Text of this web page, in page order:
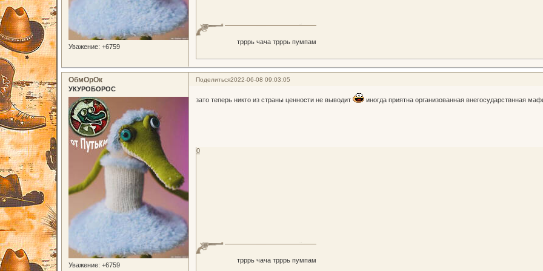
Уважение: +6759
трррь чача трррь пумпам
Поделиться2022-06-08 09:03:05
ОбмОрОк
УКУРОБОРОС
Уважение: +6759
зато теперь никто из страны ценности не выводит иногда приятна организованная внегосударствнная
трррь чача трррь пумпам
0